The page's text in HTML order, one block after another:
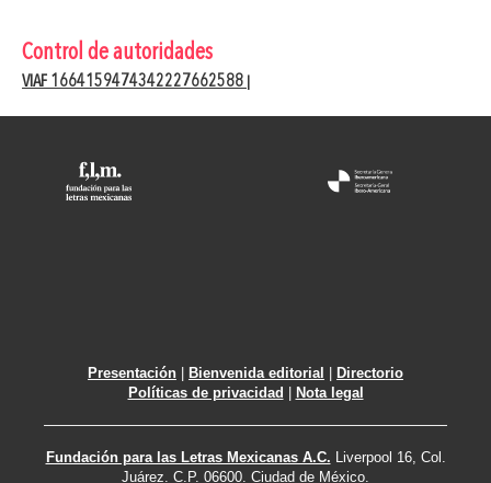
Control de autoridades
VIAF 1664159474342227662588
Presentación Bienvenida editorial
Directorio
Políticas de privacidad
Nota legal
Fundación para las Letras Mexicanas A.C. Liverpool 16, Col.
Juárez. C.P. 06600. Ciudad de México.